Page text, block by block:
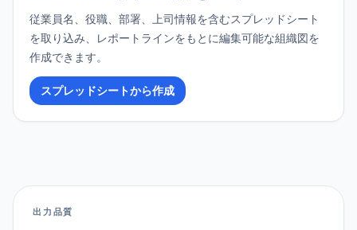
従業員名、役職、部署、上司情報を含むスプレッドシート
を取り込み、レポートラインをもとに編集可能な組織図を
作成できます。
スプレッドシートから作成
出力品質